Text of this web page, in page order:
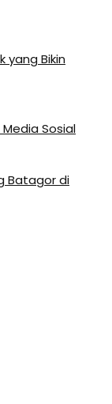
yang Bikin
Media Sosial
Batagor di